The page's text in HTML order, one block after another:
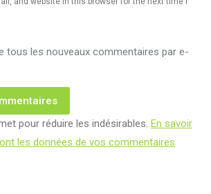
tous les nouveaux commentaires par e-
pour réduire les indésirables. En savoir
les données de vos commentaires